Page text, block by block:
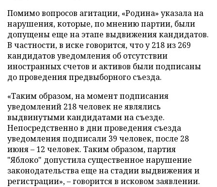
Помимо вопросов агитации, «Родина» указала на
нарушения, которые, по мнению партии, были
допущены еще на этапе выдвижения кандидатов.
В частности, в иске говорится, что у 218 из 269
кандидатов уведомления об отсутствии
иностранных счетов и активов были подписаны
до проведения предвыборного съезда.
«Таким образом, на момент подписания
уведомлений 218 человек не являлись
выдвинутыми кандидатами на съезде.
Непосредственно в дни проведения съезда
уведомления подписали 39 человек, после 28
июня – 12 человек. Таким образом, партия
"Яблоко" допустила существенное нарушение
законодательства еще на стадии выдвижения и
регистрации», – говорится в исковом заявлении.